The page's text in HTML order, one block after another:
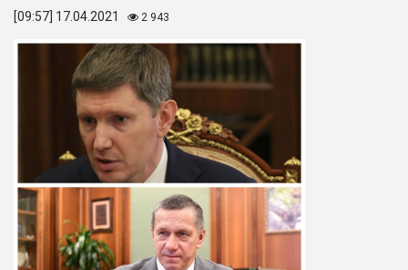
[09:57] 17.04.2021 2 943